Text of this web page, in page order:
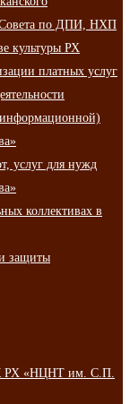
Совета по ДПИ, НХП
культуры РХ
платных услуг
услуг для нужд
коллективах в
защиты
РХ «НЦНТ им. С.П.